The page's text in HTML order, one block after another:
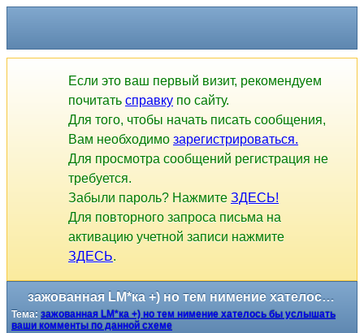
Если это ваш первый визит, рекомендуем
почитать справку по сайту.
Для того, чтобы начать писать сообщения,
Вам необходимо зарегистрироваться.
Для просмотра сообщений регистрация не
требуется.
Забыли пароль? Нажмите ЗДЕСЬ!
Для повторного запроса письма на
активацию учетной записи нажмите
ЗДЕСЬ.
зажованная LM*ка +) но тем нимение хателось бы услышать ваши комменты по данной схеме
Тема: зажованная LM*ка +) но тем нимение хателось бы услышать
ваши комменты по данной схеме